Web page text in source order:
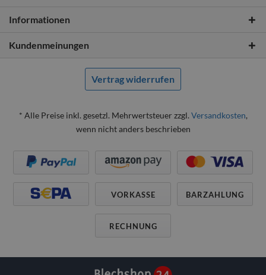
Informationen
Kundenmeinungen
Vertrag widerrufen
* Alle Preise inkl. gesetzl. Mehrwertsteuer zzgl. Versandkosten,
wenn nicht anders beschrieben
VORKASSE BARZAHLUNG
RECHNUNG